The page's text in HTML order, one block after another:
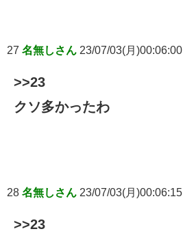
27 名無しさん 23/07/03(月)00:06:00
>>23
クソ多かったわ
28 名無しさん 23/07/03(月)00:06:15
>>23